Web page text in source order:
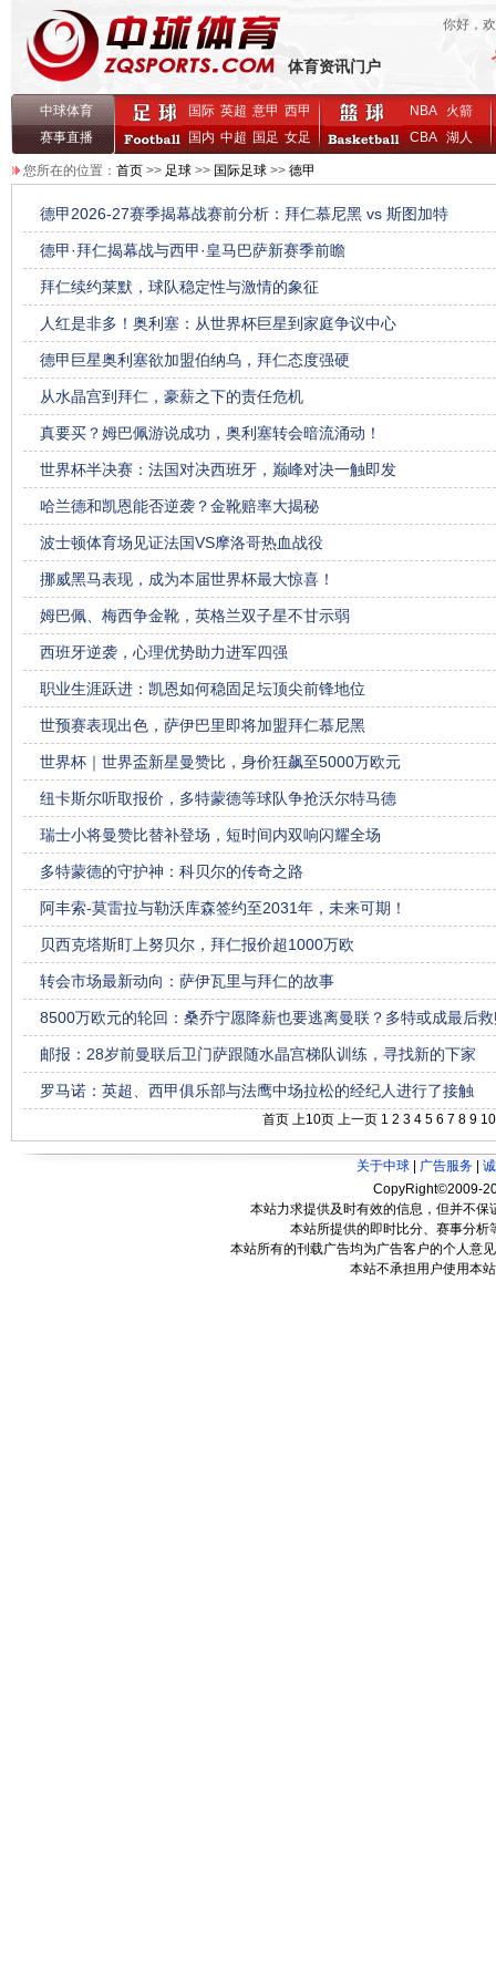
体育资讯门户
你好，
中球体育
赛事直播
国际 英超 意甲 西甲
国内 中超 国足 女足
NBA
火箭
CBA湖人
您所在的位置： 首页 >> 足球 >> 国际足球 >> 德甲
德甲2026-27赛季揭幕战赛前分析：拜仁慕尼黑 vs 斯图加特
德甲·拜仁揭幕战与西甲·皇马巴萨新赛季前瞻
拜仁续约莱默，球队稳定性与激情的象征
人红是非多！奥利塞：从世界杯巨星到家庭争议中心
德甲巨星奥利塞欲加盟伯纳乌，拜仁态度强硬
从水晶宫到拜仁，豪薪之下的责任危机
真要买？姆巴佩游说成功，奥利塞转会暗流涌动！
世界杯半决赛：法国对决西班牙，巅峰对决一触即发
哈兰德和凯恩能否逆袭？金靴赔率大揭秘
波士顿体育场见证法国VS摩洛哥热血战役
挪威黑马表现，成为本届世界杯最大惊喜！
姆巴佩、梅西争金靴，英格兰双子星不甘示弱
西班牙逆袭，心理优势助力进军四强
职业生涯跃进：凯恩如何稳固足坛顶尖前锋地位
世预赛表现出色，萨伊巴里即将加盟拜仁慕尼黑
世界杯｜世界盃新星曼赞比，身价狂飙至5000万欧元
纽卡斯尔听取报价，多特蒙德等球队争抢沃尔特马德
瑞士小将曼赞比替补登场，短时间内双响闪耀全场
多特蒙德的守护神：科贝尔的传奇之路
阿丰索-莫雷拉与勒沃库森签约至2031年，未来可期！
贝西克塔斯盯上努贝尔，拜仁报价超1000万欧
转会市场最新动向：萨伊瓦里与拜仁的故事
8500万欧元的轮回：桑乔宁愿降薪也要逃离曼联？多特或成最后
邮报：28岁前曼联后卫门萨跟随水晶宫梯队训练，寻找新的下家
罗马诺：英超、西甲俱乐部与法鹰中场拉松的经纪人进行了接触
首页 上10页 上一页 1 2 3 4 5 6 7 8 9 10
关于中球 广告服务
CopyRight©2009-
本站力求提供及时有效的信息，但并不
本站所提供的即时比分、赛事分
本站所有的刊载广告均为广告客户的个人意
本站不承担用户使用本